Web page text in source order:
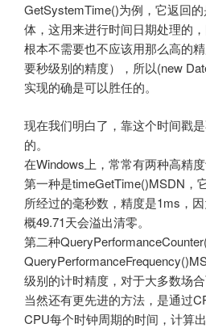
GetSystemTime()为例，它返回
体，这用来进行时间日期处理的
根本不需要也不应该用那么高的
要秒级别的精度），所以(new
实现的确是可以胜任的。
现在我们明白了，靠这个时间戳
的。
在Windows上，常常有两种高精
第一种是timeGetTime()MSDN，
所经过的毫秒数，精度是1ms，
概49.71天会溢出清零。
第二种
级别的计时精度，对于大多数场合
当然还有更先进的方法，是通过
CPU每个时钟周期的时间，计算